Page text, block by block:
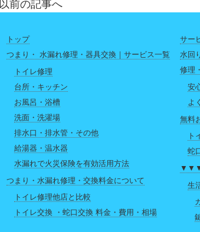
以前の記事へ
トップ
つまり・ 水漏れ修理・器具交換｜サービス一覧
トイレ修理
台所・キッチン
お風呂・浴槽
洗面・洗濯場
排水口・排水管・その他
給湯器・温水器
水漏れで火災保険を有効活用方法
つまり・水漏れ修理・交換料金について
トイレ修理他店と比較
トイレ交換 ・蛇口交換 料金・費用・相場
サー
水回
修理
安
よ
無料
ト
蛇
生